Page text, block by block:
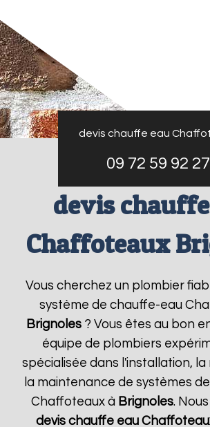
devis chauffe eau
09 72 59 92 27
devis
Chaffoteaux
Vous cherchez un plombier
système de chauffe-eau
Brignoles ? Vous êtes au bon
équipe de plombiers
spécialisée dans l'installation,
la maintenance de systèmes
Chaffoteaux à Brignoles.
devis chauffe eau